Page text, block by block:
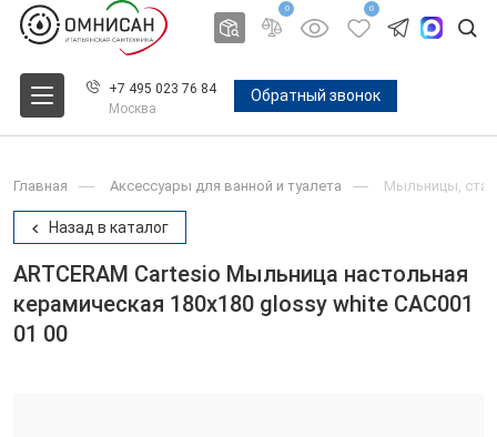
0 0
+7 495 023 76 84
Москва
Обратный звонок
Главная Аксессуары для ванной и туалета Мыльницы,
Назад в каталог
ARTCERAM Cartesio Мыльница настольная
керамическая 180х180 glossy white CAC001
01 00